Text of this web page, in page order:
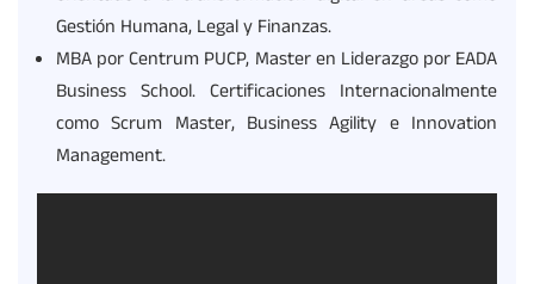
Gestión Humana, Legal y Finanzas.
MBA por Centrum PUCP, Master en Liderazgo por EADA
Business School. Certificaciones Internacionalmente
como Scrum Master, Business Agility e Innovation
Management.